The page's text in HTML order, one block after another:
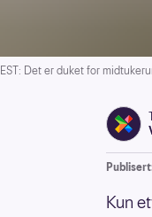
Det er duket for
Kun